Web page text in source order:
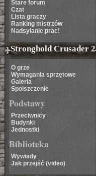
Stare forum
Czat
Lista graczy
Ranking mistrzów
Nadsyłanie prac!
Stronghold Crusader 2
O grze
Wymagania sprzętowe
Galeria
Spolszczenie
Podstawy
Przeciwnicy
Budynki
Jednostki
Biblioteka
Wywiady
Jak przejść (video)